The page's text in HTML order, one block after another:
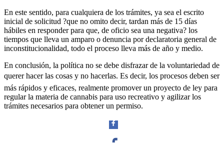
En este sentido, para cualquiera de los trámites, ya sea el escrito
inicial de solicitud ?que no omito decir, tardan más de 15 días
hábiles en responder para que, de oficio sea una negativa? los
tiempos que lleva un amparo o denuncia por declaratoria general de
inconstitucionalidad, todo el proceso lleva más de año y medio.
En conclusión, la política no se debe disfrazar de la voluntariedad de
querer hacer las cosas y no hacerlas. Es decir, los procesos deben ser
más rápidos y eficaces, realmente promover un proyecto de ley para
regular la materia de cannabis para uso recreativo y agilizar los
trámites necesarios para obtener un permiso.